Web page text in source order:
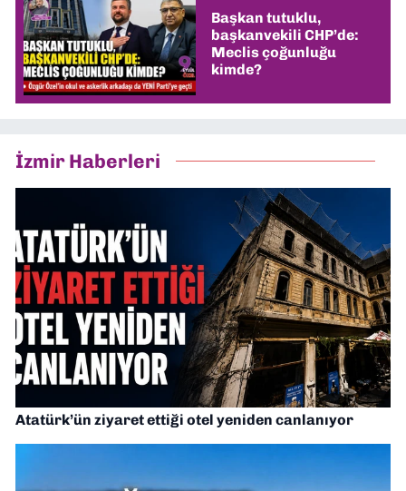
Başkan tutuklu,
başkanvekili CHP’de:
Meclis çoğunluğu
kimde?
İzmir Haberleri
Atatürk’ün ziyaret ettiği otel yeniden canlanıyor